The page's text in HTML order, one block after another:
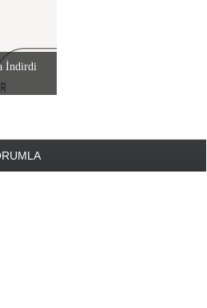
İndirdi